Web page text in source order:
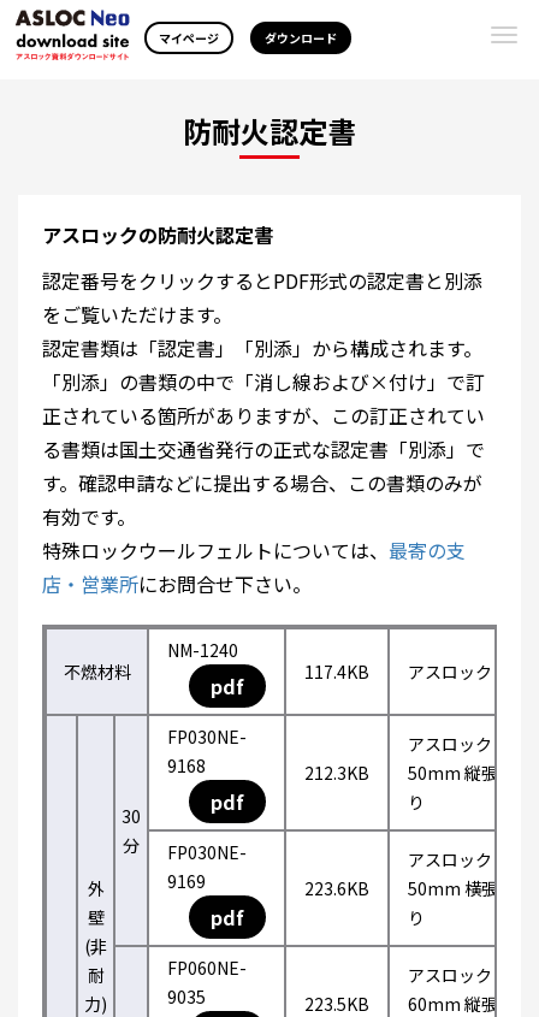
マイページ ダウンロード
防耐火認定書
アスロックの防耐火認定書
認定番号をクリックするとPDF形式の認定書と別添
をご覧いただけます。
認定書類は「認定書」「別添」から構成されます。
「別添」の書類の中で「消し線および×付け」で訂
正されている箇所がありますが、この訂正されてい
る書類は国土交通省発行の正式な認定書「別添」で
す。確認申請などに提出する場合、この書類のみが
有効です。
特殊ロックウールフェルトについては、 最寄の支
店・営業所にお問合せ下さい。
不燃材料
NM-1240
pdf 117.4KB アスロック
外
壁
(非
耐
力)
30
分
FP030NE-
9168
pdf
212.3KB
アスロック
50mm 縦張
り
FP030NE-
9169
pdf
223.6KB
アスロック
50mm 横張
り
FP060NE-
9035
223.5KB
アスロック
60mm 縦張